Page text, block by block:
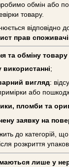
обмін або
товару.
відповідно
прав
та обміну товару
використанні;
вигляд:
або
пломби та
заявку на
до категорій,
розкриття
лише у